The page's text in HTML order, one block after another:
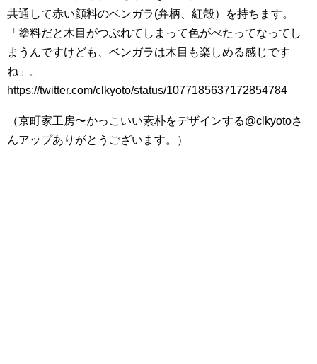
共通して赤い顔料のベンガラ(弁柄、紅殻）を持ちます。
「塗料だと木目がつぶれてしまって色がべたってなってし
まうんですけども、ベンガラは木目も楽しめる感じです
ね」。
https://twitter.com/clkyoto/status/1077185637172854784
（京町家工房〜かっこいい素朴をデザインする@clkyotoさ
んアップありがとうございます。）